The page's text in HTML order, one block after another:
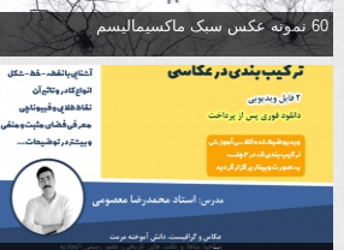
60 نمونه عکس سبک ماکسیمالیسم